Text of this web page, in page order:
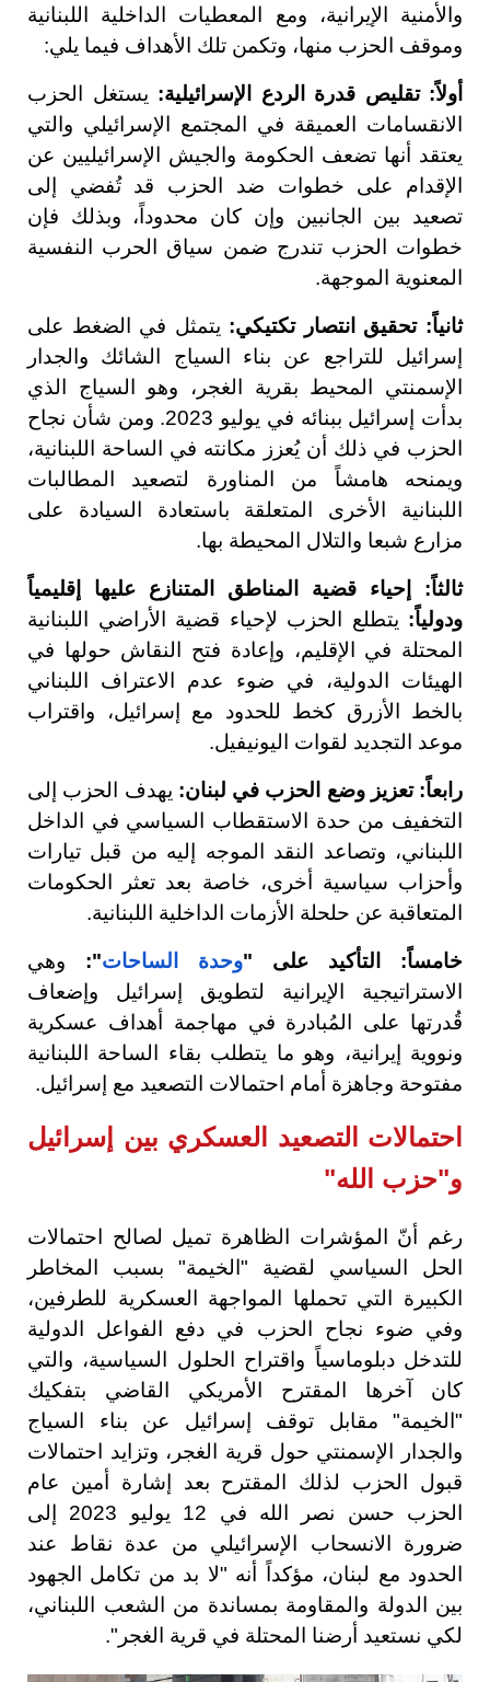
والأمنية الإيرانية، ومع المعطيات الداخلية اللبنانية
وموقف الحزب منها، وتكمن تلك الأهداف فيما يلي:
أولاً: تقليص قدرة الردع الإسرائيلية: يستغل الحزب
الانقسامات العميقة في المجتمع الإسرائيلي والتي
يعتقد أنها تضعف الحكومة والجيش الإسرائيليين عن
الإقدام على خطوات ضد الحزب قد تُفضي إلى
تصعيد بين الجانبين وإن كان محدوداً، وبذلك فإن
خطوات الحزب تندرج ضمن سياق الحرب النفسية
المعنوية الموجهة.
ثانياً: تحقيق انتصار تكتيكي: يتمثل في الضغط على
إسرائيل للتراجع عن بناء السياج الشائك والجدار
الإسمنتي المحيط بقرية الغجر، وهو السياج الذي
بدأت إسرائيل ببنائه في يوليو 2023. ومن شأن نجاح
الحزب في ذلك أن يُعزز مكانته في الساحة اللبنانية،
ويمنحه هامشاً من المناورة لتصعيد المطالبات
اللبنانية الأخرى المتعلقة باستعادة السيادة على
مزارع شبعا والتلال المحيطة بها.
ثالثاً: إحياء قضية المناطق المتنازع عليها إقليمياً
ودولياً: يتطلع الحزب لإحياء قضية الأراضي اللبنانية
المحتلة في الإقليم، وإعادة فتح النقاش حولها في
الهيئات الدولية، في ضوء عدم الاعتراف اللبناني
بالخط الأزرق كخط للحدود مع إسرائيل، واقتراب
موعد التجديد لقوات اليونيفيل.
رابعاً: تعزيز وضع الحزب في لبنان: يهدف الحزب إلى
التخفيف من حدة الاستقطاب السياسي في الداخل
اللبناني، وتصاعد النقد الموجه إليه من قبل تيارات
وأحزاب سياسية أخرى، خاصة بعد تعثر الحكومات
المتعاقبة عن حلحلة الأزمات الداخلية اللبنانية.
خامساً: التأكيد على "وحدة الساحات"
: وهي
الاستراتيجية الإيرانية لتطويق إسرائيل وإضعاف
قُدرتها على المُبادرة في مهاجمة أهداف عسكرية
ونووية إيرانية، وهو ما يتطلب بقاء الساحة اللبنانية
مفتوحة وجاهزة أمام احتمالات التصعيد مع إسرائيل.
احتمالات التصعيد العسكري بين إسرائيل
و"حزب الله"
رغم أنّ المؤشرات الظاهرة تميل لصالح احتمالات
الحل السياسي لقضية "الخيمة" بسبب المخاطر
الكبيرة التي تحملها المواجهة العسكرية للطرفين،
وفي ضوء نجاح الحزب في دفع الفواعل الدولية
للتدخل دبلوماسياً واقتراح الحلول السياسية، والتي
كان آخرها المقترح الأمريكي القاضي بتفكيك
"الخيمة" مقابل توقف إسرائيل عن بناء السياج
والجدار الإسمنتي حول قرية الغجر، وتزايد احتمالات
قبول الحزب لذلك المقترح بعد إشارة أمين عام
الحزب حسن نصر الله في 12 يوليو 2023 إلى
ضرورة الانسحاب الإسرائيلي من عدة نقاط عند
الحدود مع لبنان، مؤكداً أنه "لا بد من تكامل الجهود
بين الدولة والمقاومة بمساندة من الشعب اللبناني،
لكي نستعيد أرضنا المحتلة في قرية الغجر".